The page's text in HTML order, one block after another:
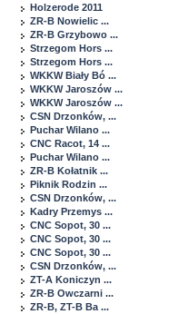
Holzerode 2011
ZR-B Nowielic ...
ZR-B Grzybowo ...
Strzegom Hors ...
Strzegom Hors ...
WKKW Biały Bó ...
WKKW Jaroszów ...
WKKW Jaroszów ...
CSN Drzonków, ...
Puchar Wilano ...
CNC Racot, 14 ...
Puchar Wilano ...
ZR-B Kołatnik ...
Piknik Rodzin ...
CSN Drzonków, ...
Kadry Przemys ...
CNC Sopot, 30 ...
CNC Sopot, 30 ...
CNC Sopot, 30 ...
CSN Drzonków, ...
ZT-A Koniczyn ...
ZR-B Owczarni ...
ZR-B, ZT-B Ba ...